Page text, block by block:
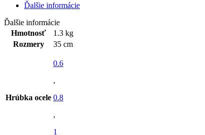
Ďalšie informácie
Ďalšie informácie
Hmotnosť
1.3 kg
Rozmery
35 cm
Hrúbka ocele
0.6
,
0.8
,
1